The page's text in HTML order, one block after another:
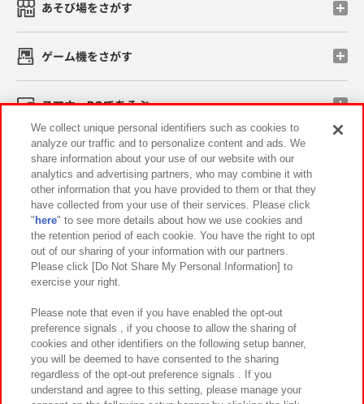
あそび場をさがす
ゲーム機をさがす
スマホ・PCであそぶ
イベント・キャンペーン
関連会社 サステナビリティ サイトポリシー
プライバシーポリシー ウェブアクセシビリティ方針と検証結果
お取引先さまとともに
カスタマーハラスメント対応方針 よくあるご質問・お問い合わせ
We collect unique personal identifiers such as cookies to
analyze our traffic and to personalize content and ads. We
share information about your use of our website with our
analytics and advertising partners, who may combine it with
other information that you have provided to them or that they
have collected from your use of their services. Please click
" here" to see more details about how we use cookies and
the retention period of each cookie. You have the right to opt
out of our sharing of your information with our partners.
Please click [Do Not Share My Personal Information] to
exercise your right.
Please note that even if you have enabled the opt-out
preference signals , if you choose to allow the sharing of
cookies and other identifiers on the following setup banner,
you will be deemed to have consented to the sharing
regardless of the opt-out preference signals . If you
understand and agree to this setting, please manage your